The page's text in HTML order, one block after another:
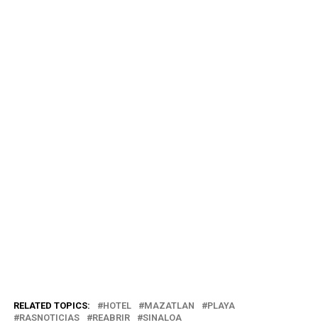
RELATED TOPICS: HOTEL MAZATLAN
PLAYA
RASNOTICIAS
REABRIR SINALOA